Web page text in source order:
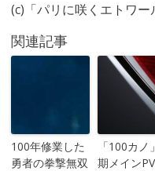
(c)「パリに咲くエトワ
関連記事
100年修業した
勇者の拳撃無双
「100カノ
期メイン